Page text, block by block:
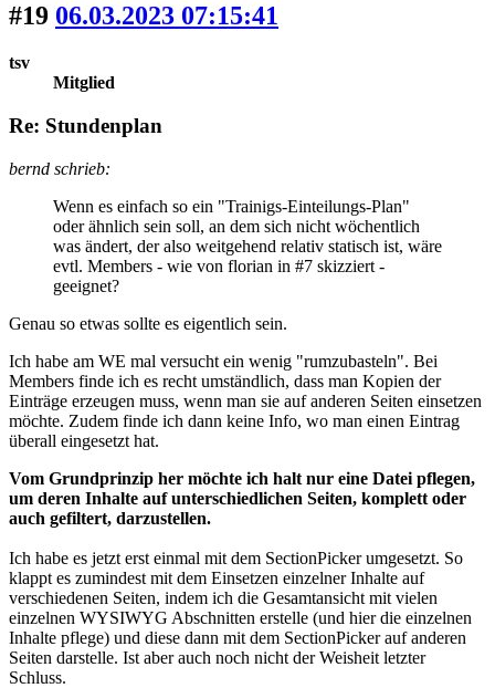
#19 06.03.2023 07:15:41
tsv
Mitglied
Re: Stundenplan
bernd schrieb:
Wenn es einfach so ein "Trainigs-Einteilungs-Plan"
oder ähnlich sein soll, an dem sich nicht wöchentlich
was ändert, der also weitgehend relativ statisch ist, wäre
evtl. Members - wie von florian in #7 skizziert -
geeignet?
Genau so etwas sollte es eigentlich sein.
Ich habe am WE mal versucht ein wenig "rumzubasteln". Bei
Members finde ich es recht umständlich, dass man Kopien der
Einträge erzeugen muss, wenn man sie auf anderen Seiten einsetzen
möchte. Zudem finde ich dann keine Info, wo man einen Eintrag
überall eingesetzt hat.
Vom Grundprinzip her möchte ich halt nur eine Datei pflegen,
um deren Inhalte auf unterschiedlichen Seiten, komplett oder
auch gefiltert, darzustellen.
Ich habe es jetzt erst einmal mit dem SectionPicker umgesetzt. So
klappt es zumindest mit dem Einsetzen einzelner Inhalte auf
verschiedenen Seiten, indem ich die Gesamtansicht mit vielen
einzelnen WYSIWYG Abschnitten erstelle (und hier die einzelnen
Inhalte pflege) und diese dann mit dem SectionPicker auf anderen
Seiten darstelle. Ist aber auch noch nicht der Weisheit letzter
Schluss.